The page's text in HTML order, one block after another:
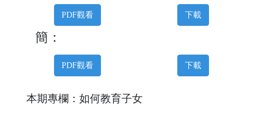
PDF觀看 下載
簡：
PDF觀看 下載
本期專欄：如何教育子女